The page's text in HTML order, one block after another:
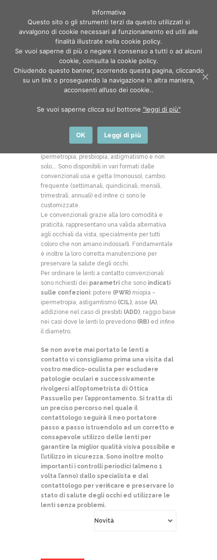
Lenti a contatto
Home Shop Lenti a contatto
Le lenti a contatto sono un presidio medico per
ipermetropia, presbiopia, astigmatismo e non
solo…. Sono disponibili in vari formati dalle
convenzionali usa e getta (monouso), cambio
frequente (settimanali, quindicinali, mensili,
trimestrali, annuali) ed infine ci sono le
customizzate.
Le convenzionali grazie alla loro comodità e
praticità, rappresentano una valida alternativa
agli occhiali da vista, specialmente per tutti
coloro che non amano indossarli. Fondamentale
è inoltre la loro corretta manutenzione per
preservare la salute degli occhi.
Per ordinare le lenti a contatto convenzionali
sono richiesti dei parametri che sono indicati
sulle confezioni: potere (PWR) miopia –
ipermetropia, astigamtismo (CIL), asse (A),
addizione nel caso di presbiti (ADD), raggio base
nei casi dove le lenti lo prevedono (RB) ed infine
il diametro.
Se non avete mai portato le lenti a
contatto vi consigliamo prima una visita dal
vostro medico-oculista per escludere
patologie oculari e successivamente
rivolgersi all’optometrista di Ottica
Passuello per l’approntamento. Si tratta di
un preciso percorso nel quale il
contattologo seguirà il neo portatore
passo a passo istruendolo ad un corretto e
consapevole utilizzo delle lenti per
garantire la miglior qualità visiva possibile e
l’utilizzo in sicurezza. Sono inoltre molto
importanti i controlli periodici (almeno 1
volta l’anno) dallo specialista e dal
contattologo per verificare e preservare lo
stato di salute degli occhi ed utilizzare le
lenti senza problemi.
Informativa
Questo sito o gli strumenti terzi da questo utilizzati si
avvalgono di cookie necessari al funzionamento ed utili alle
finalità illustrate nella cookie policy.
Se vuoi saperne di più o negare il consenso a tutti o ad alcuni
cookie, consulta la cookie policy.
Chiudendo questo banner, scorrendo questa pagina, cliccando
su un link o proseguendo la navigazione in altra maniera,
acconsenti all’uso dei cookie..
Se vuoi saperne clicca sul bottone "leggi di più"
OK Leggi di più